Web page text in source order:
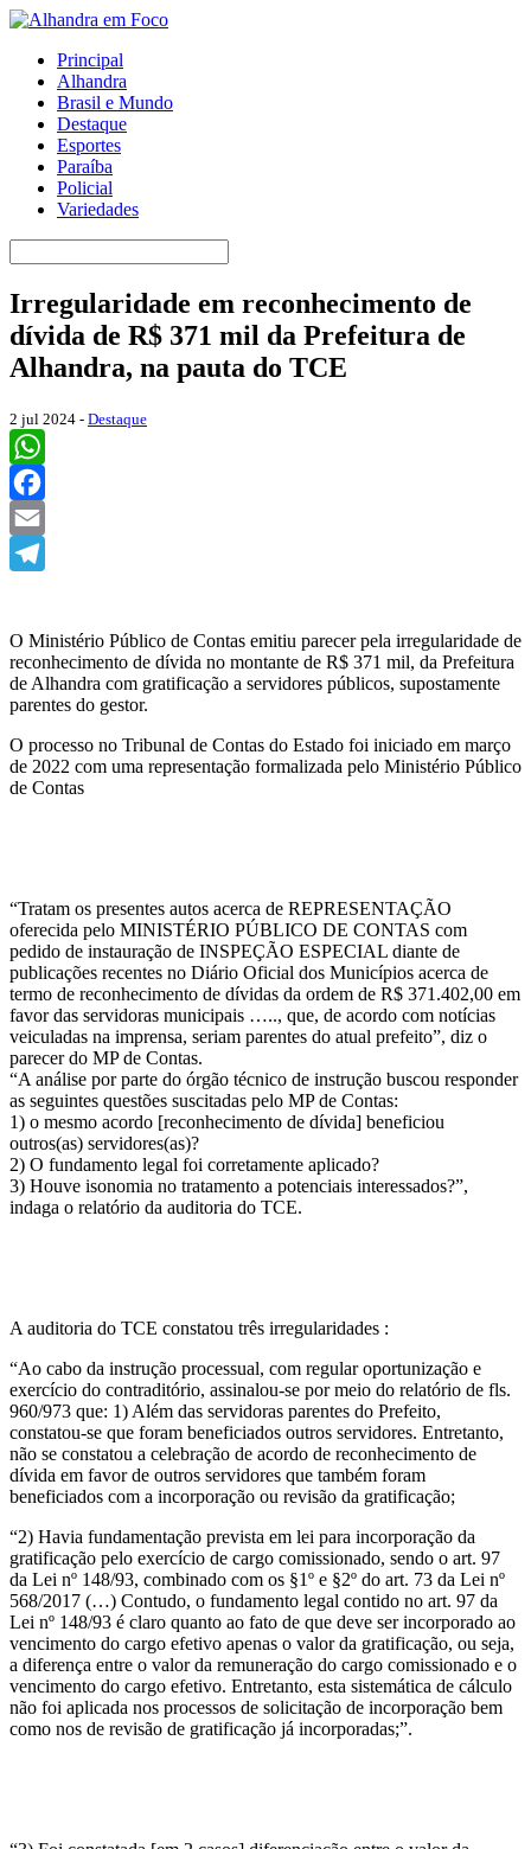
Principal
Alhandra
Brasil e Mundo
Destaque
Esportes
Paraíba
Policial
Variedades
Irregularidade em reconhecimento de
dívida de R$ 371 mil da Prefeitura de
Alhandra, na pauta do TCE
2 jul 2024 - Destaque
WhatsApp
Facebook
Email
O Ministério Público de Contas emitiu parecer pela irregularidade de
reconhecimento de dívida no montante de R$ 371 mil, da Prefeitura
de Alhandra com gratificação a servidores públicos, supostamente
parentes do gestor.
O processo no Tribunal de Contas do Estado foi iniciado em março
de 2022 com uma representação formalizada pelo Ministério Público
de Contas
“Tratam os presentes autos acerca de REPRESENTAÇÃO
oferecida pelo MINISTÉRIO PÚBLICO DE CONTAS com
pedido de instauração de INSPEÇÃO ESPECIAL diante de
publicações recentes no Diário Oficial dos Municípios acerca de
termo de reconhecimento de dívidas da ordem de R$ 371.402,00 em
favor das servidoras municipais ….., que, de acordo com notícias
veiculadas na imprensa, seriam parentes do atual prefeito”, diz o
parecer do MP de Contas.
“A análise por parte do órgão técnico de instrução buscou responder
as seguintes questões suscitadas pelo MP de Contas:
1) o mesmo acordo [reconhecimento de dívida] beneficiou
outros(as) servidores(as)?
2) O fundamento legal foi corretamente aplicado?
3) Houve isonomia no tratamento a potenciais interessados?”,
indaga o relatório da auditoria do TCE.
A auditoria do TCE constatou três irregularidades :
“Ao cabo da instrução processual, com regular oportunização e
exercício do contraditório, assinalou-se por meio do relatório de fls.
960/973 que: 1) Além das servidoras parentes do Prefeito,
constatou-se que foram beneficiados outros servidores. Entretanto,
não se constatou a celebração de acordo de reconhecimento de
dívida em favor de outros servidores que também foram
beneficiados com a incorporação ou revisão da gratificação;
“2) Havia fundamentação prevista em lei para incorporação da
gratificação pelo exercício de cargo comissionado, sendo o art. 97
da Lei nº 148/93, combinado com os §1º e §2º do art. 73 da Lei nº
568/2017 (…) Contudo, o fundamento legal contido no art. 97 da
Lei nº 148/93 é claro quanto ao fato de que deve ser incorporado ao
vencimento do cargo efetivo apenas o valor da gratificação, ou seja,
a diferença entre o valor da remuneração do cargo comissionado e o
vencimento do cargo efetivo. Entretanto, esta sistemática de cálculo
não foi aplicada nos processos de solicitação de incorporação bem
como nos de revisão de gratificação já incorporadas;”.